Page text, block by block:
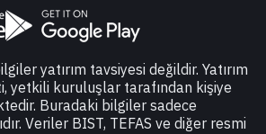
yatırım tavsiyesi değildir. Yatırım
yetkili kuruluşlar tarafından kişiye
Buradaki bilgiler sadece
Veriler BIST, TEFAS ve diğer resmi